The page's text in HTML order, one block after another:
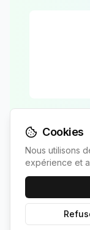
de4% par
ce qui
supérieure
Cookies
Nous utilisons
expérience et